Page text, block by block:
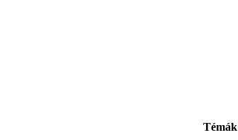
Témák